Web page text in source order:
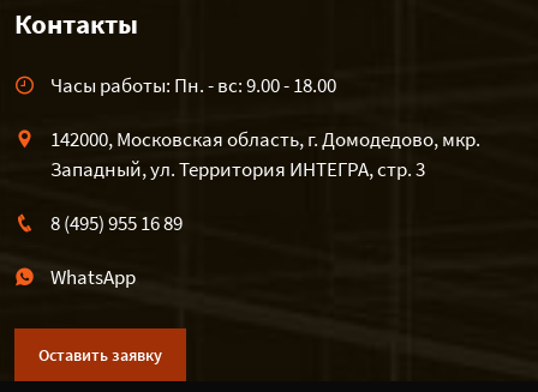
Контакты
Часы работы: Пн. - вс: 9.00 - 18.00
142000, Московская область, г. Домодедово, мкр.
Западный, ул. Территория ИНТЕГРА, стр. 3
8 (495) 955 16 89
WhatsApp
Оставить заявку